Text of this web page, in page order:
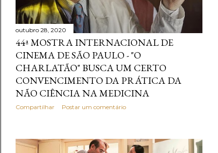
outubro 28, 2020
44ª MOSTRA INTERNACIONAL DE
CINEMA DE SÃO PAULO - "O
CHARLATÃO" BUSCA UM CERTO
CONVENCIMENTO DA PRÁTICA DA
NÃO CIÊNCIA NA MEDICINA
Compartilhar Postar um comentário